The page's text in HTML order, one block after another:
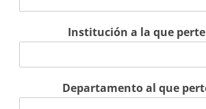
Institución a la que
Departamento al que